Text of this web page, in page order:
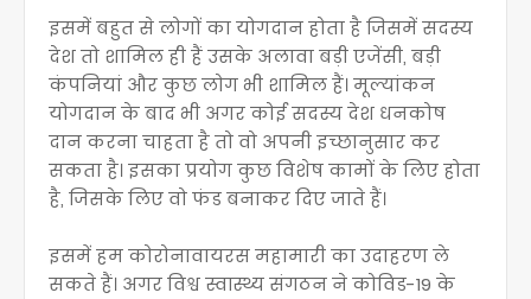
इसमें बहुत से लोगों का योगदान होता है जिसमें सदस्य
देश तो शामिल ही हैं उसके अलावा बड़ी एजेंसी, बड़ी
कंपनियां और कुछ लोग भी शामिल हैं। मूल्यांकन
योगदान के बाद भी अगर कोई सदस्य देश धनकोष
दान करना चाहता है तो वो अपनी इच्छानुसार कर
सकता है। इसका प्रयोग कुछ विशेष कामों के लिए होता
है, जिसके लिए वो फंड बनाकर दिए जाते हैं।
इसमें हम कोरोनावायरस महामारी का उदाहरण ले
सकते हैं। अगर विश्व स्वास्थ्य संगठन ने कोविड-19 के